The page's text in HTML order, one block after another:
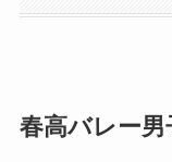
春高バレー